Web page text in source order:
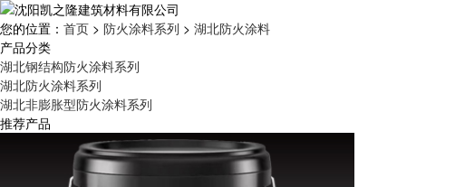
您的位置： 首页 > 防火涂料系列 > 湖北防火涂料
产品分类
湖北钢结构防火涂料系列
湖北防火涂料系列
湖北非膨胀型防火涂料系列
推荐产品